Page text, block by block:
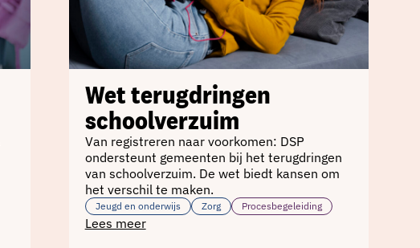
Wet terugdringen
schoolverzuim
Van registreren naar voorkomen: DSP
ondersteunt gemeenten bij het terugdringen
van schoolverzuim. De wet biedt kansen om
het verschil te maken.
Jeugd en onderwijs Zorg Procesbegeleiding
Lees meer